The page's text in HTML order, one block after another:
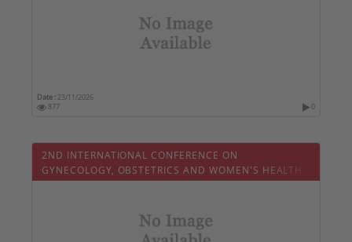
Date : 23/11/2026
877
0
2ND INTERNATIONAL CONFERENCE ON
GYNECOLOGY, OBSTETRICS AND WOMEN'S HEALTH